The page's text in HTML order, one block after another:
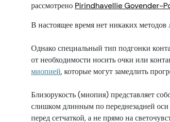
рассмотрено Pirindhavellie Govender-
В настоящее время нет никаких
Однако специальный тип подгонки
от необходимости носить очки или
миопией, которые могут замедлить
Близорукость (миопия) представляет
слишком длинным по переднезадней оси
перед сетчаткой, а не прямо на